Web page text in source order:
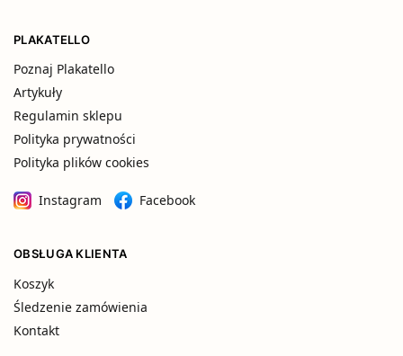
PLAKATELLO
Poznaj Plakatello
Artykuły
Regulamin sklepu
Polityka prywatności
Polityka plików cookies
Instagram Facebook
OBSŁUGA KLIENTA
Koszyk
Śledzenie zamówienia
Kontakt